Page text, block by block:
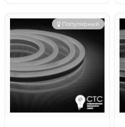
Популярный